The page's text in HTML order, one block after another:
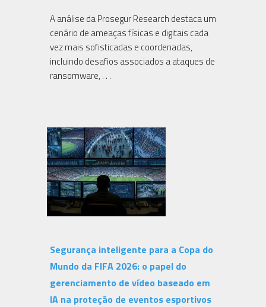
A análise da Prosegur Research destaca um
cenário de ameaças físicas e digitais cada
vez mais sofisticadas e coordenadas,
incluindo desafios associados a ataques de
ransomware, . . .
Segurança inteligente para a Copa do
Mundo da FIFA 2026: o papel do
gerenciamento de vídeo baseado em
IA na proteção de eventos esportivos